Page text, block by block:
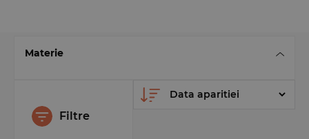
Materie
Filtre